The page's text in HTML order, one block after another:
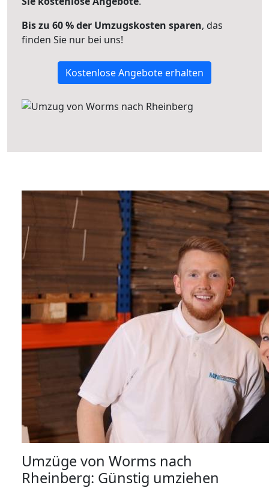
Bis zu 60 % der Umzugskosten sparen, das
finden Sie nur bei uns!
Kostenlose Angebote erhalten
Umzüge von Worms nach
Rheinberg: Günstig umziehen